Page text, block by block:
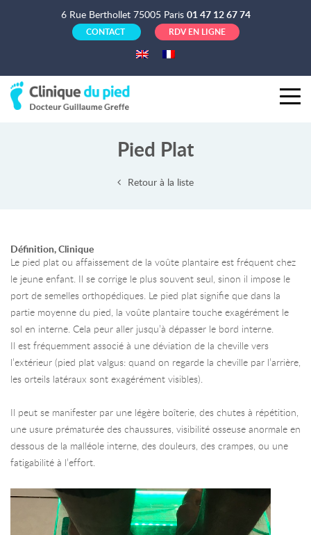
6 Rue Berthollet 75005 Paris 01 47 12 67 74
CONTACT RDV EN LIGNE
Pied Plat
Retour à la liste
Définition, Clinique
Le pied plat ou affaissement de la voûte plantaire est fréquent chez
le jeune enfant. Il se corrige le plus souvent seul, sinon il impose le
port de semelles orthopédiques. Le pied plat signifie que dans la
partie moyenne du pied, la voûte plantaire touche exagérément le
sol en interne. Cela peur aller jusqu’à dépasser le bord interne.
Il est fréquemment associé à une déviation de la cheville vers
l’extérieur (pied plat valgus: quand on regarde la cheville par l’arrière,
les orteils latéraux sont exagérément visibles).
Il peut se manifester par une légère boîterie, des chutes à répétition,
une usure prématurée des chaussures, visibilité osseuse anormale en
dessous de la malléole interne, des douleurs, des crampes, ou une
fatigabilité à l’effort.